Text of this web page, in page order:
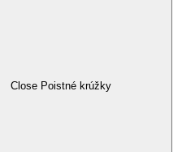
Close Poistné krúžky